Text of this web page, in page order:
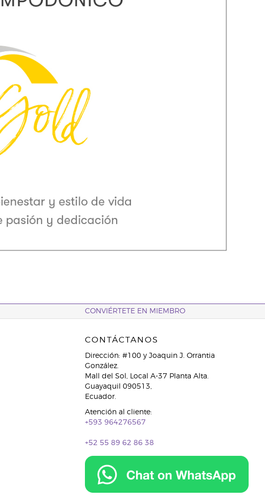
CONVIÉRTETE EN MIEMBRO
CONTÁCTANOS
Dirección: #100 y Joaquin J. Orrantia
González.
Mall del Sol, Local A-37 Planta Alta.
Guayaquil 090513,
Ecuador.
Atención al cliente:
+593 964276567
+52 55 89 62 86 38